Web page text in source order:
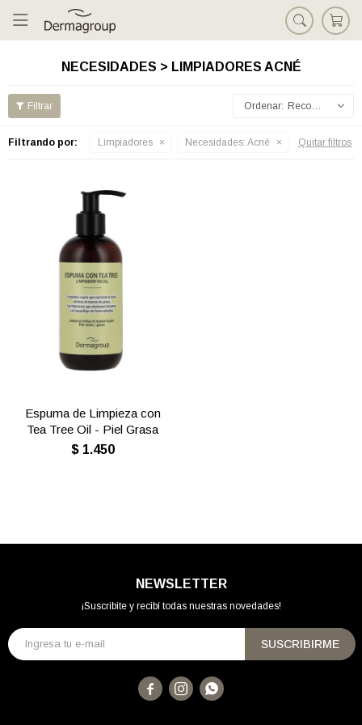

NECESIDADES > LIMPIADORES ACNÉ
Recomendados
Filtrando por: Limpiadores Necesidades: Acné Quitar filtros
Espuma de Limpieza con
Tea Tree Oil - Piel Grasa
$ 1.450
NEWSLETTER
¡Suscribite y recibí todas nuestras novedades!
SUSCRIBIRME
  